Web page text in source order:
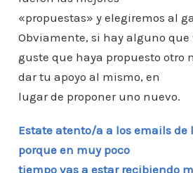
«propuestas» y elegiremos al
Obviamente, si hay alguno que
guste que haya propuesto otro
dar tu apoyo al mismo, en
lugar de proponer uno nuevo.
Estate atento/a a los emails de
porque en muy poco
tiempo vas a estar recibiendo